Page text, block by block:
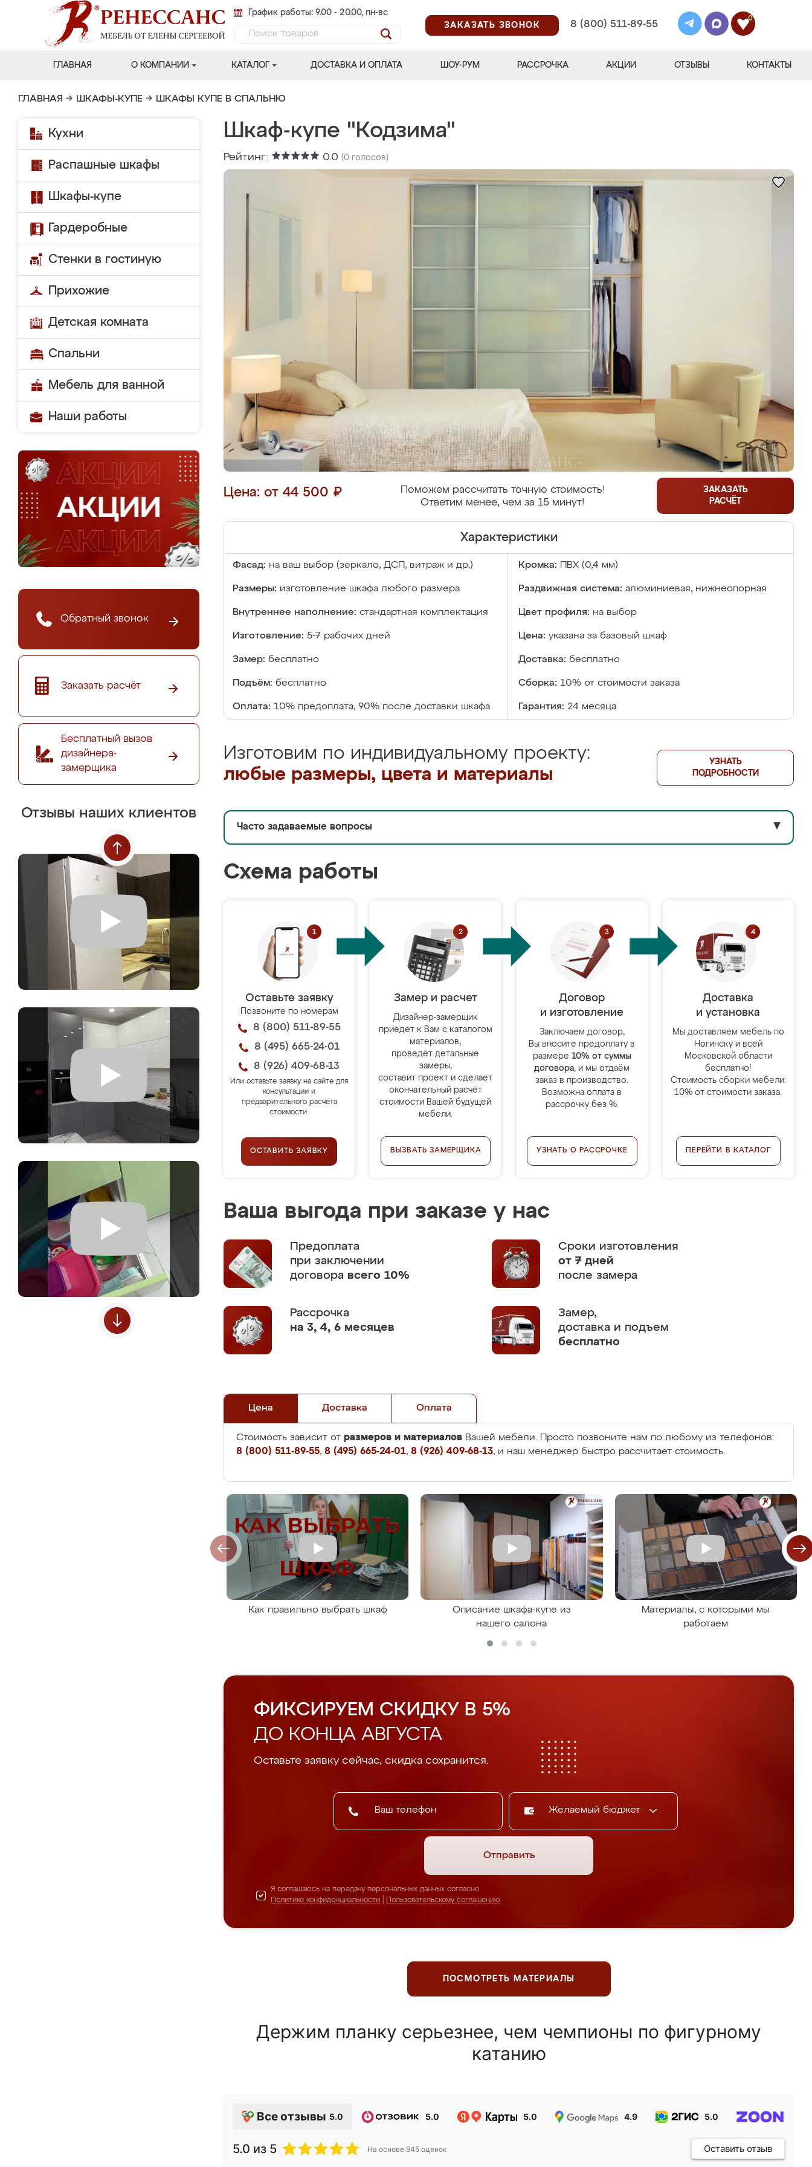
График работы: 9.00 - 20.00, пн-вс
ЗАКАЗАТЬ ЗВОНОК
8 (800) 511-89-55
0
ГЛАВНАЯ О КОМПАНИИ КАТАЛОГ ДОСТАВКА И ОПЛАТА ШОУ-РУМ РАССРОЧКА АКЦИИ ОТЗЫВЫ КОНТАКТЫ
ГЛАВНАЯ → ШКАФЫ-КУПЕ → ШКАФЫ КУПЕ В СПАЛЬНЮ
Кухни
Распашные шкафы
Шкафы-купе
Гардеробные
Стенки в гостиную
Прихожие
Детская комната
Спальни
Мебель для ванной
Наши работы
Обратный звонок
Заказать расчёт
Бесплатный вызов
дизайнера-
замерщика
Отзывы наших клиентов
Шкаф-купе "Кодзима"
Рейтинг: 0.0 (0 голосов)
Цена: от 44 500 ₽
Поможем рассчитать точную стоимость!
Ответим менее, чем за 15 минут!
ЗАКАЗАТЬ
РАСЧЁТ
Характеристики
Фасад: на ваш выбор (зеркало, ДСП, витраж и др.) Кромка: ПВХ (0,4 мм)
Размеры: изготовление шкафа любого размера Раздвижная система: алюминиевая, нижнеопорная
Внутреннее наполнение: стандартная комплектация Цвет профиля: на выбор
Изготовление: 5-7 рабочих дней Цена: указана за базовый шкаф
Замер: бесплатно Доставка: бесплатно
Подъём: бесплатно Сборка: 10% от стоимости заказа
Оплата: 10% предоплата, 90% после доставки шкафа Гарантия: 24 месяца
Изготовим по индивидуальному проекту:
любые размеры, цвета и материалы
УЗНАТЬ
ПОДРОБНОСТИ
Часто задаваемые вопросы ▼
Схема работы
Оставьте заявку
Позвоните по номерам
8 (800) 511-89-55
8 (495) 665-24-01
8 (926) 409-68-13
Или оставьте заявку на сайте для
консультации и
предварительного расчёта
стоимости.
ОСТАВИТЬ ЗАЯВКУ
Замер и расчет
Дизайнер-замерщик
приедет к Вам с каталогом
материалов,
проведёт детальные
замеры,
составит проект и сделает
окончательный расчёт
стоимости Вашей будущей
мебели.
ВЫЗВАТЬ ЗАМЕРЩИКА
Договор
и изготовление
Заключаем договор,
Вы вносите предоплату в
размере 10% от суммы
договора, и мы отдаём
заказ в производство.
Возможна оплата в
рассрочку без %.
УЗНАТЬ О РАССРОЧКЕ
Доставка
и установка
Мы доставляем мебель по
Ногинску и всей
Московской области
бесплатно!
Стоимость сборки мебели:
10% от стоимости заказа.
ПЕРЕЙТИ В КАТАЛОГ
Ваша выгода при заказе у нас
Предоплата
при заключении
договора всего 10%
Сроки изготовления
от 7 дней
после замера
Рассрочка
на 3, 4, 6 месяцев
Замер,
доставка и подъем
бесплатно
Цена Доставка Оплата
Стоимость зависит от размеров и материалов Вашей мебели. Просто позвоните нам по любому из телефонов:
8 (800) 511-89-55, 8 (495) 665-24-01, 8 (926) 409-68-13, и наш менеджер быстро рассчитает стоимость.
Как правильно выбрать шкаф
Описание шкафа-купе из
нашего салона
Материалы, с которыми мы
работаем
ФИКСИРУЕМ СКИДКУ В 5%
ДО КОНЦА АВГУСТА
Оставьте заявку сейчас, скидка сохранится.
Желаемый бюджет
Отправить
Я соглашаюсь на передачу персональных данных согласно
Политике конфиденциальности
Пользовательскому соглашению
ПОСМОТРЕТЬ МАТЕРИАЛЫ
Держим планку серьезнее, чем чемпионы по фигурному
катанию
Все отзывы 5.0 5.0 5.0 4.9 5.0
5.0 из 5 На основе 945 оценок Оставить отзыв